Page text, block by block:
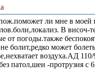
ли мне в моей
В
от погоды.также
болит,редко может
воздуха.АД
патол,шеи -протрузия с